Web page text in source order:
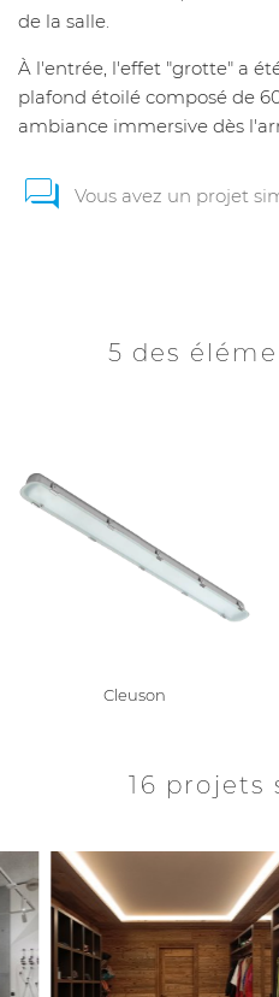
de la salle.
À l'entrée, l'effet "grotte" a
plafond étoilé composé de
ambiance immersive dès
Vous avez un projet
5 des
Cleuson
16 projets